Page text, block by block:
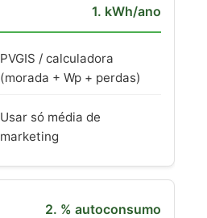
1. kWh/ano
PVGIS / calculadora
(morada + Wp + perdas)
Usar só média de
marketing
2. % autoconsumo